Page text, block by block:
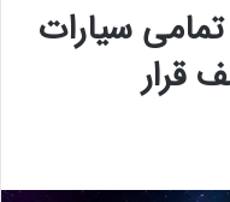
سیارات
قرار